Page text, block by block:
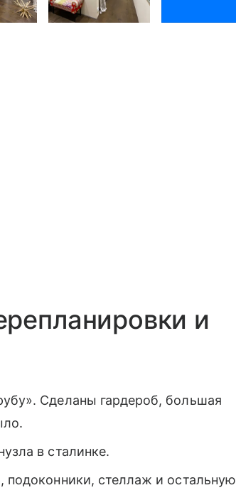
и
Сделаны гардероб, большая
в сталинке.
подоконники, стеллаж и остальную